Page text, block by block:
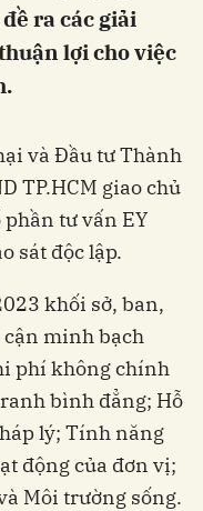
ra các giải
lợi cho việc
và Đầu tư Thành
TP.HCM giao chủ
tư vấn EY
sát độc lập.
khối sở, ban,
minh bạch
phí không chính
bình đẳng; Hỗ
lý; Tính năng
động của đơn vị;
Môi trường sống.